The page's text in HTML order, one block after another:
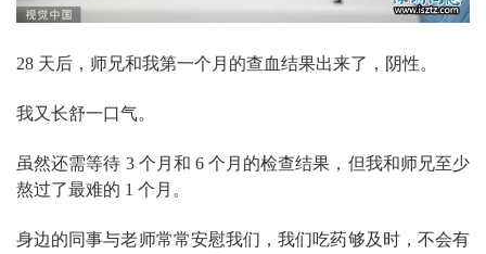
28 天后，师兄和我第一个月的查血结果出来了，阴性。
我又长舒一口气。
虽然还需等待 3 个月和 6 个月的检查结果，但我和师兄至少
熬过了最难的 1 个月。
身边的同事与老师常常安慰我们，我们吃药够及时，不会有